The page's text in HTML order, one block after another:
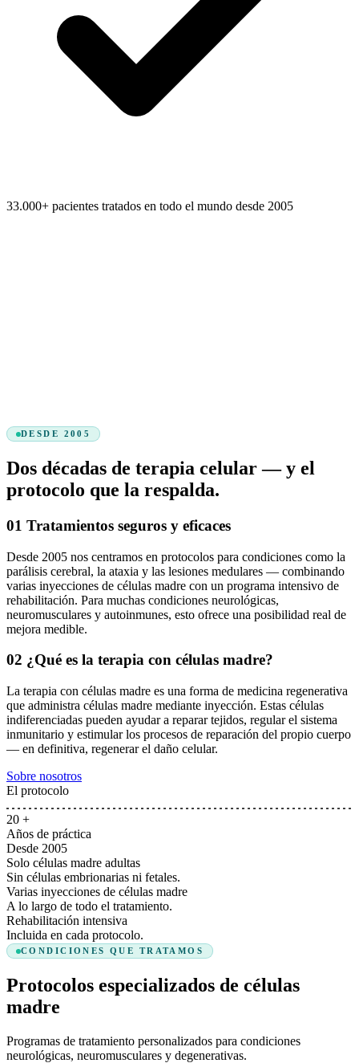
33.000+ pacientes tratados en todo el mundo desde 2005
DESDE 2005
Dos décadas de terapia celular — y el
protocolo que la respalda.
01 Tratamientos seguros y eficaces
Desde 2005 nos centramos en protocolos para condiciones como la
parálisis cerebral, la ataxia y las lesiones medulares — combinando
varias inyecciones de células madre con un programa intensivo de
rehabilitación. Para muchas condiciones neurológicas,
neuromusculares y autoinmunes, esto ofrece una posibilidad real de
mejora medible.
02 ¿Qué es la terapia con células madre?
La terapia con células madre es una forma de medicina regenerativa
que administra células madre mediante inyección. Estas células
indiferenciadas pueden ayudar a reparar tejidos, regular el sistema
inmunitario y estimular los procesos de reparación del propio cuerpo
— en definitiva, regenerar el daño celular.
Sobre nosotros
El protocolo
20 +
Años de práctica
Desde 2005
Solo células madre adultas
Sin células embrionarias ni fetales.
Varias inyecciones de células madre
A lo largo de todo el tratamiento.
Rehabilitación intensiva
Incluida en cada protocolo.
CONDICIONES QUE TRATAMOS
Protocolos especializados de células
madre
Programas de tratamiento personalizados para condiciones
neurológicas, neuromusculares y degenerativas.